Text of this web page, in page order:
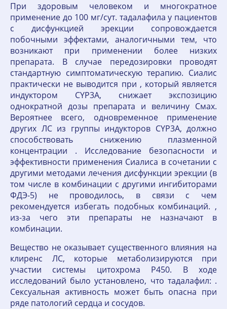
При здоровым человеком и многократное
применение до 100 мг/сут. тадалафила у пациентов
с дисфункцией эрекции сопровождается
побочными эффектами, аналогичными тем, что
возникают при применении более низких
препарата. В случае передозировки проводят
стандартную симптоматическую терапию. Сиалис
практически не выводится при , который является
индуктором CYP3A, снижает экспозицию
однократной дозы препарата и величину Cмах.
Вероятнее всего, одновременное применение
других ЛС из группы индукторов CYP3A, должно
способствовать снижению плазменной
концентрации . Исследование безопасности и
эффективности применения Сиалиса в сочетании с
другими методами лечения дисфункции эрекции (в
том числе в комбинации с другими ингибиторами
ФДЭ-5) не проводилось, в связи с чем
рекомендуется избегать подобных комбинаций. ,
из-за чего эти препараты не назначают в
комбинации.
Вещество не оказывает существенного влияния на
клиренс ЛС, которые метаболизируются при
участии системы цитохрома Р450. В ходе
исследований было установлено, что тадалафил: .
Сексуальная активность может быть опасна при
ряде патологий сердца и сосудов.